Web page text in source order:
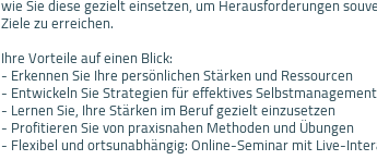
wie Sie diese gezielt einsetzen, um Herausforderungen
Ziele zu erreichen.
Ihre Vorteile auf einen Blick:
- Erkennen Sie Ihre persönlichen Stärken und Ressourcen
- Entwickeln Sie Strategien für effektives Selbstmanagement
- Lernen Sie, Ihre Stärken im Beruf gezielt einzusetzen
- Profitieren Sie von praxisnahen Methoden und Übungen
- Flexibel und ortsunabhängig: Online-Seminar mit Live-